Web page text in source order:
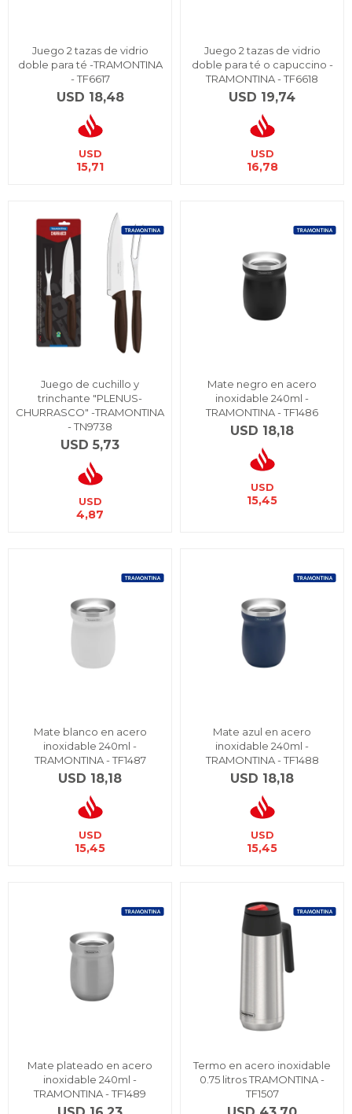
Juego 2 tazas de vidrio
doble para té -TRAMONTINA
- TF6617
USD 18,48
USD
15,71
Juego 2 tazas de vidrio
doble para té o capuccino -
TRAMONTINA - TF6618
USD 19,74
USD
16,78
Juego de cuchillo y
trinchante "PLENUS-
CHURRASCO" -TRAMONTINA
- TN9738
USD 5,73
USD
4,87
Mate negro en acero
inoxidable 240ml -
TRAMONTINA - TF1486
USD 18,18
USD
15,45
Mate blanco en acero
inoxidable 240ml -
TRAMONTINA - TF1487
USD 18,18
USD
15,45
Mate azul en acero
inoxidable 240ml -
TRAMONTINA - TF1488
USD 18,18
USD
15,45
Mate plateado en acero
inoxidable 240ml -
TRAMONTINA - TF1489
Termo en acero inoxidable
0.75 litros TRAMONTINA -
TF1507